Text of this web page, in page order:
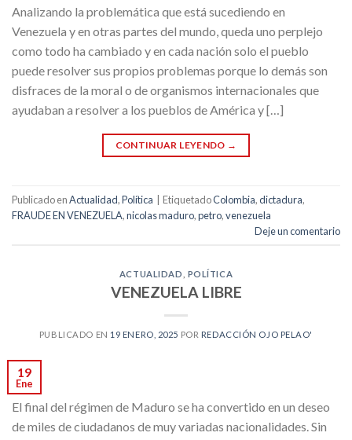
Analizando la problemática que está sucediendo en
Venezuela y en otras partes del mundo, queda uno perplejo
como todo ha cambiado y en cada nación solo el pueblo
puede resolver sus propios problemas porque lo demás son
disfraces de la moral o de organismos internacionales que
ayudaban a resolver a los pueblos de América y […]
CONTINUAR LEYENDO →
Publicado enActualidad,Política EtiquetadoColombia,dictadura,
FRAUDE EN VENEZUELA,nicolas maduro,petro,venezuela
Deje un comentario
ACTUALIDAD POLÍTICA
VENEZUELA LIBRE
PUBLICADO EN 19 ENERO, 2025 POR REDACCIÓN OJO PELAO'
19
Ene
El final del régimen de Maduro se ha convertido en un deseo
de miles de ciudadanos de muy variadas nacionalidades. Sin